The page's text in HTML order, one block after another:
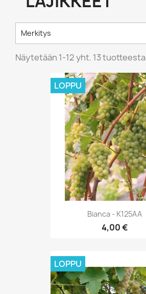
Merkitys
Näytetään 1-12 yht. 13 tuotteesta
Bianca - K125AA
4,00 €
LOPPU
LOPPU